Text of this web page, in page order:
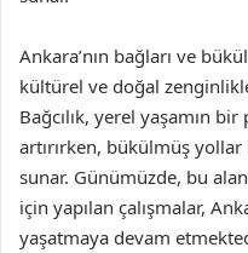
Ankara’nın bağları ve
kültürel ve doğal
Bağcılık, yerel yaşamın
artırırken, bükülmüş yollar
sunar. Günümüzde, bu
için yapılan çalışmalar,
yaşatmaya devam